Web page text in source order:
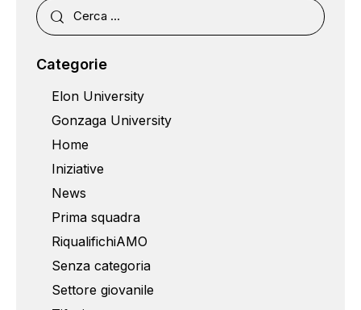
Categorie
Elon University
Gonzaga University
Home
Iniziative
News
Prima squadra
RiqualifichiAMO
Senza categoria
Settore giovanile